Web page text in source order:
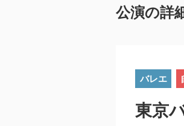
公演の詳
バレエ
東京